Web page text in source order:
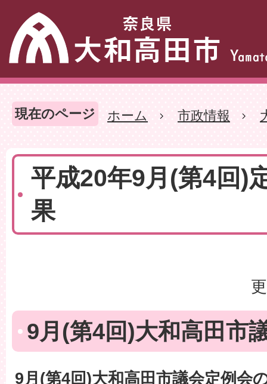
現在のページ ホーム 市政情報
平成20年9月(第4回)
果
9月(第4回)大和高田市
9月(第4回)大和高田市議会定例会